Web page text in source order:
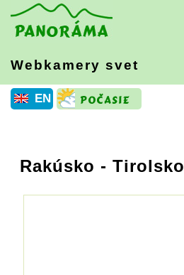
Webkamery svet
EN
Rakúsko - Tirolsko